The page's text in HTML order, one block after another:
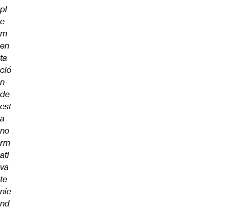
pl
e
m
en
ta
ció
n
de
est
a
no
rm
ati
va
te
nie
nd